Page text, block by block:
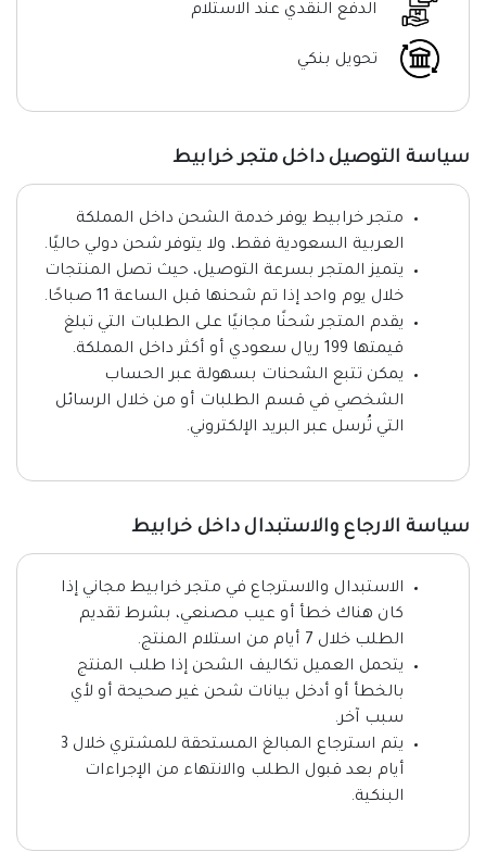
الدفع النقدي عند الاستلام
تحويل بنكي
سياسة التوصيل داخل متجر خرابيط
متجر خرابيط يوفر خدمة الشحن داخل المملكة
العربية السعودية فقط، ولا يتوفر شحن دولي حاليًا.
يتميز المتجر بسرعة التوصيل، حيث تصل المنتجات
خلال يوم واحد إذا تم شحنها قبل الساعة 11 صباحًا.
يقدم المتجر شحنًا مجانيًا على الطلبات التي تبلغ
قيمتها 199 ريال سعودي أو أكثر داخل المملكة.
يمكن تتبع الشحنات بسهولة عبر الحساب
الشخصي في قسم الطلبات أو من خلال الرسائل
التي تُرسل عبر البريد الإلكتروني.
سياسة الارجاع والاستبدال داخل خرابيط
الاستبدال والاسترجاع في متجر خرابيط مجاني إذا
كان هناك خطأ أو عيب مصنعي، بشرط تقديم
الطلب خلال 7 أيام من استلام المنتج.
يتحمل العميل تكاليف الشحن إذا طلب المنتج
بالخطأ أو أدخل بيانات شحن غير صحيحة أو لأي
سبب آخر.
يتم استرجاع المبالغ المستحقة للمشتري خلال 3
أيام بعد قبول الطلب والانتهاء من الإجراءات
البنكية.